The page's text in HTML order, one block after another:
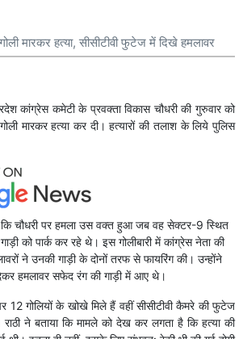
मारकर हत्या, सीसीटीवी फुटेज में दिखे हमलावर
कांग्रेस कमेटी के प्रवक्ता विकास चौधरी की गुरुवार को
मारकर हत्या कर दी। हत्यारों की तलाश के लिये पुलिस
कि चौधरी पर हमला उस वक्त हुआ जब वह सेक्टर-9 स्थित
को पार्क कर रहे थे। इस गोलीबारी में कांग्रेस नेता की
ने उनकी गाड़ी के दोनों तरफ से फायरिंग की। उन्होंने
हमलावर सफेद रंग की गाड़ी में आए थे।
12 गोलियों के खोखे मिले हैं वहीं सीसीटीवी कैमरे की फुटेज
ने बताया कि मामले को देख कर लगता है कि हत्या की